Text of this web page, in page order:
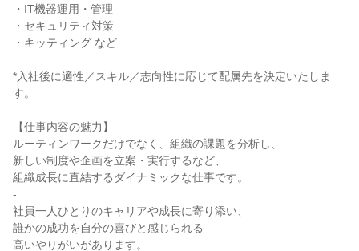
・IT機器運用・管理
・セキュリティ対策
・キッティング など
*入社後に適性／スキル／志向性に応じて配属先を決定いたしま
す。
【仕事内容の魅力】
ルーティンワークだけでなく、組織の課題を分析し、
新しい制度や企画を立案・実行するなど、
組織成長に直結するダイナミックな仕事です。
-
社員一人ひとりのキャリアや成長に寄り添い、
誰かの成功を自分の喜びと感じられる
高いやりがいがあります。